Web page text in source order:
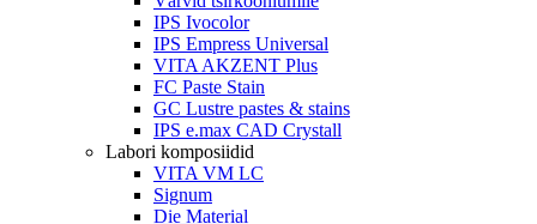
IPS Ivocolor
IPS Empress Universal
VITA AKZENT Plus
FC Paste Stain
GC Lustre pastes & stains
IPS e.max CAD Crystall
Labori komposiidid
VITA VM LC
Signum
Die Material